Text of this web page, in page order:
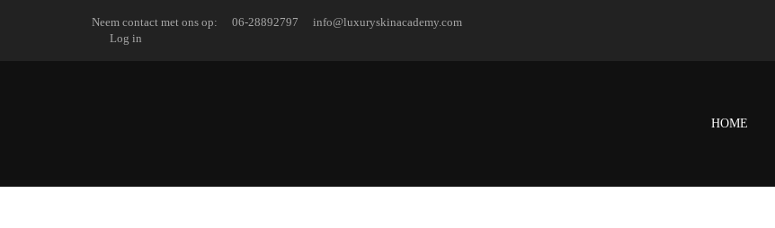
Neem contact met ons op: 06-28892797
info@luxuryskinacademy.com
Log in
HOME